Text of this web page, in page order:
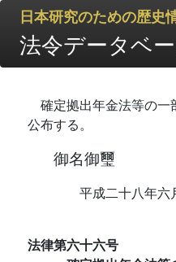
日本研究のための歴史
法令データベ
確定拠出年金法等の一
公布する。
御名御璽
平成二十八年六
法律第六十六号